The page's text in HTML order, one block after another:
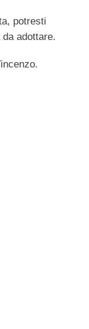
potresti
adottare.